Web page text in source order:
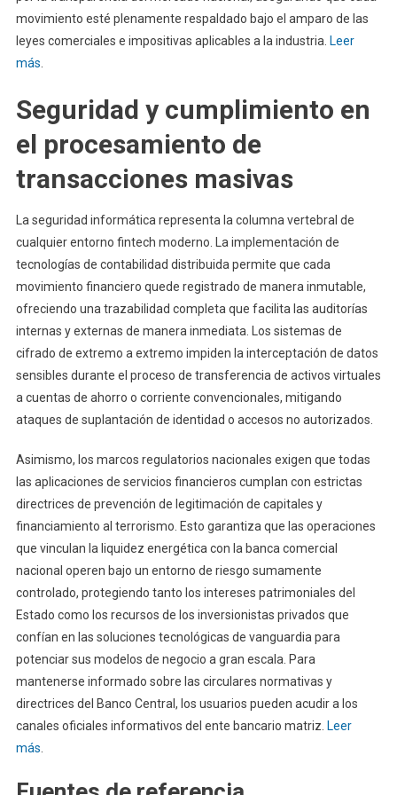
movimiento esté plenamente respaldado bajo el amparo de las
leyes comerciales e impositivas aplicables a la industria. Leer
más
Seguridad y cumplimiento en
el procesamiento de
transacciones masivas
La seguridad informática representa la columna vertebral de
cualquier entorno fintech moderno. La implementación de
tecnologías de contabilidad distribuida permite que cada
movimiento financiero quede registrado de manera inmutable,
ofreciendo una trazabilidad completa que facilita las auditorías
internas y externas de manera inmediata. Los sistemas de
cifrado de extremo a extremo impiden la interceptación de datos
sensibles durante el proceso de transferencia de activos virtuales
a cuentas de ahorro o corriente convencionales, mitigando
ataques de suplantación de identidad o accesos no autorizados.
Asimismo, los marcos regulatorios nacionales exigen que todas
las aplicaciones de servicios financieros cumplan con estrictas
directrices de prevención de legitimación de capitales y
financiamiento al terrorismo. Esto garantiza que las operaciones
que vinculan la liquidez energética con la banca comercial
nacional operen bajo un entorno de riesgo sumamente
controlado, protegiendo tanto los intereses patrimoniales del
Estado como los recursos de los inversionistas privados que
confían en las soluciones tecnológicas de vanguardia para
potenciar sus modelos de negocio a gran escala. Para
mantenerse informado sobre las circulares normativas y
directrices del Banco Central, los usuarios pueden acudir a los
canales oficiales informativos del ente bancario matriz. Leer
más